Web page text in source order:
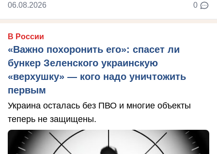
06.08.2026 0
В России
«Важно похоронить его»: спасет ли
бункер Зеленского украинскую
«верхушку» — кого надо уничтожить
первым
Украина осталась без ПВО и многие объекты
теперь не защищены.